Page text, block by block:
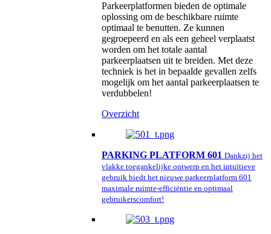
Parkeerplatformen bieden de optimale
oplossing om de beschikbare ruimte
optimaal te benutten. Ze kunnen
gegroepeerd en als een geheel verplaatst
worden om het totale aantal
parkeerplaatsen uit te breiden. Met deze
techniek is het in bepaalde gevallen zelfs
mogelijk om het aantal parkeerplaatsen te
verdubbelen!
Overzicht
PARKING PLATFORM 601 Dankzij het
vlakke toegankelijke ontwerp en het intuïtieve
gebruik biedt het nieuwe parkeerplatform 601
maximale ruimte-efficiëntie en optimaal
gebruikerscomfort!